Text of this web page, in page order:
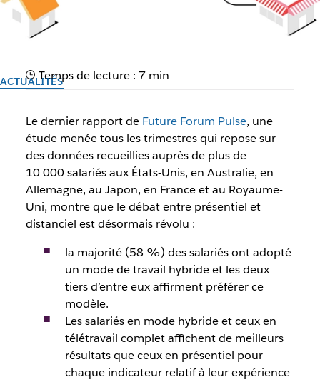
ACTUALITÉS
Équité au travail : comment
la garantir avec le travail
hybride
Les données du Future Forum Pulse indiquent des
inégalités préoccupantes entre les salariés en présentiel et
Auteur : Future Forum
25 janvier 2022
Temps de lecture : 7 min
Le dernier rapport de Future Forum Pulse, une
étude menée tous les trimestres qui repose sur
des données recueillies auprès de plus de
10 000 salariés aux États-Unis, en Australie, en
Allemagne, au Japon, en France et au Royaume-
Uni, montre que le débat entre présentiel et
distanciel est désormais révolu :
la majorité (58 %) des salariés ont adopté
un mode de travail hybride et les deux
tiers d’entre eux affirment préférer ce
modèle.
Les salariés en mode hybride et ceux en
télétravail complet affichent de meilleurs
résultats que ceux en présentiel pour
chaque indicateur relatif à leur expérience